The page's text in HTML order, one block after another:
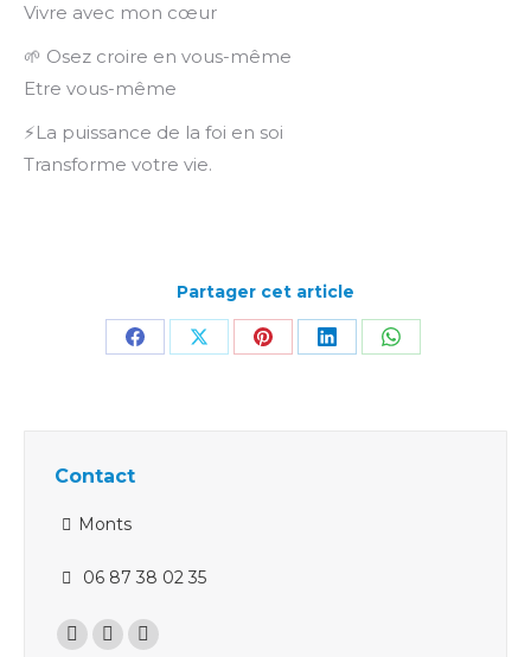
Vivre avec mon cœur
🌱 Osez croire en vous-même
Etre vous-même
⚡️La puissance de la foi en soi
Transforme votre vie.
Partager cet article
PartagerPartagerPartagerPartagerPartager
Contact
Monts
06 87 38 02 35
Trouvez nous sur :
La
La
La